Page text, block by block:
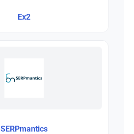
Ex2
SERPmantics